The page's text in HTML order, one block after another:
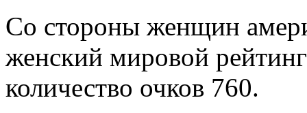
Со стороны женщин
женский мировой
количество очков 760.